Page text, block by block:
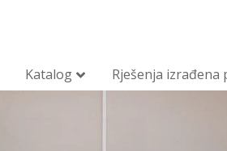
Katalog Rješenja izrađena